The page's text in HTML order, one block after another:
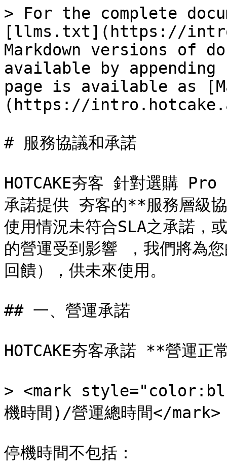
> For the complete
[llms.txt](https://
Markdown versions of
available by
page is available as
(https://
# 服務協議和承諾
HOTCAKE夯客 針對選購 Pro
承諾提供 夯客的**服務層級
使用情況未符合SLA之承諾，
的營運受到影響 ，我們將為
回饋），供未來使用。
## 一、營運承諾
HOTCAKE夯客承諾 **營運
> <mark
機時間)/營運總時間</mark>
停機時間不包括：